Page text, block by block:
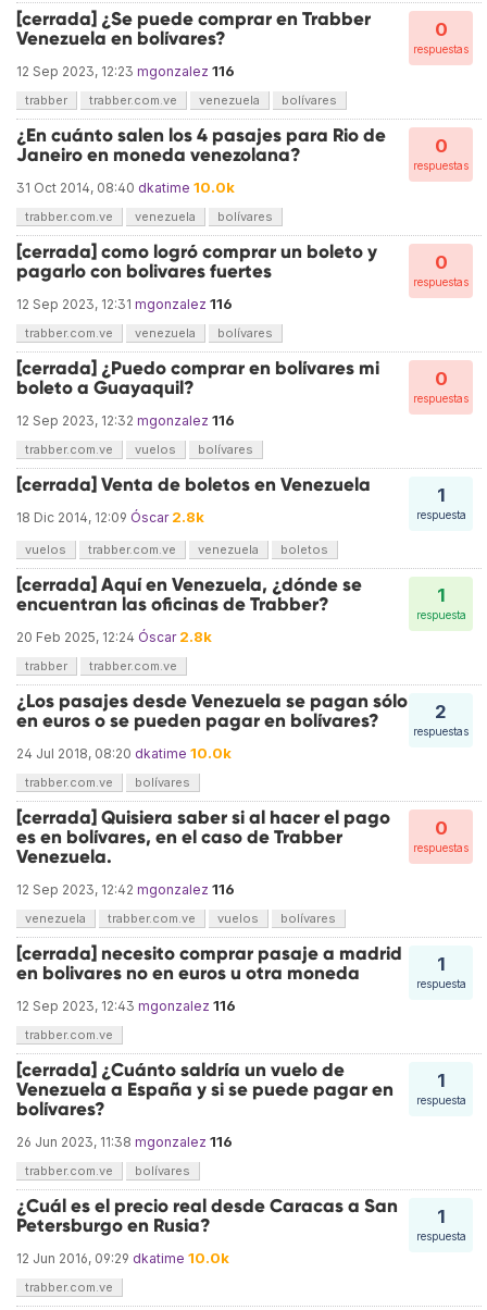
0
respuestas
[cerrada] ¿Se puede comprar en Trabber
Venezuela en bolívares?
12 Sep 2023, 12:23 mgonzalez 116
trabber trabber.com.ve venezuela bolívares
0
respuestas
¿En cuánto salen los 4 pasajes para Rio de
Janeiro en moneda venezolana?
31 Oct 2014, 08:40 dkatime 10.0k
trabber.com.ve venezuela bolívares
0
respuestas
[cerrada] como logró comprar un boleto y
pagarlo con bolivares fuertes
12 Sep 2023, 12:31 mgonzalez 116
trabber.com.ve venezuela bolívares
0
respuestas
[cerrada] ¿Puedo comprar en bolívares mi
boleto a Guayaquil?
12 Sep 2023, 12:32 mgonzalez 116
trabber.com.ve vuelos bolívares
1
respuesta
[cerrada] Venta de boletos en Venezuela
18 Dic 2014, 12:09 Óscar 2.8k
vuelos trabber.com.ve venezuela boletos
1
respuesta
[cerrada] Aquí en Venezuela, ¿dónde se
encuentran las oficinas de Trabber?
20 Feb 2025, 12:24 Óscar 2.8k
trabber trabber.com.ve
2
respuestas
¿Los pasajes desde Venezuela se pagan sólo
en euros o se pueden pagar en bolívares?
24 Jul 2018, 08:20 dkatime 10.0k
trabber.com.ve bolívares
0
respuestas
[cerrada] Quisiera saber si al hacer el pago
es en bolívares, en el caso de Trabber
Venezuela.
12 Sep 2023, 12:42 mgonzalez 116
venezuela trabber.com.ve vuelos bolívares
1
respuesta
[cerrada] necesito comprar pasaje a madrid
en bolivares no en euros u otra moneda
12 Sep 2023, 12:43 mgonzalez 116
trabber.com.ve
1
respuesta
[cerrada] ¿Cuánto saldría un vuelo de
Venezuela a España y si se puede pagar en
bolívares?
26 Jun 2023, 11:38 mgonzalez 116
trabber.com.ve bolívares
1
respuesta
¿Cuál es el precio real desde Caracas a San
Petersburgo en Rusia?
12 Jun 2016, 09:29 dkatime 10.0k
trabber.com.ve